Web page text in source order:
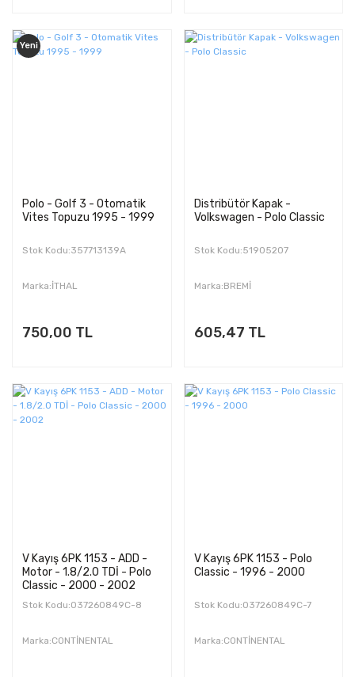
Yeni
Polo - Golf 3 - Otomatik
Vites Topuzu 1995 - 1999
Stok Kodu:357713139A
Marka:İTHAL
750,00 TL
Distribütör Kapak -
Volkswagen - Polo Classic
Stok Kodu:51905207
Marka:BREMİ
605,47 TL
V Kayış 6PK 1153 - ADD -
Motor - 1.8/2.0 TDİ - Polo
Classic - 2000 - 2002
Stok Kodu:037260849C-8
Marka:CONTİNENTAL
V Kayış 6PK 1153 - Polo
Classic - 1996 - 2000
Stok Kodu:037260849C-7
Marka:CONTİNENTAL